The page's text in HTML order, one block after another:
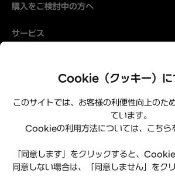
購入をご検討中の方へ
サービス
プライバシーポリシー
利用規約
Cookie（クッキー）に
このサイトでは、お客様の利便性向上の
ています。
Cookieの利用方法については、こちら
「同意します」をクリックすると、
同意しない場合は、「同意しません」をク